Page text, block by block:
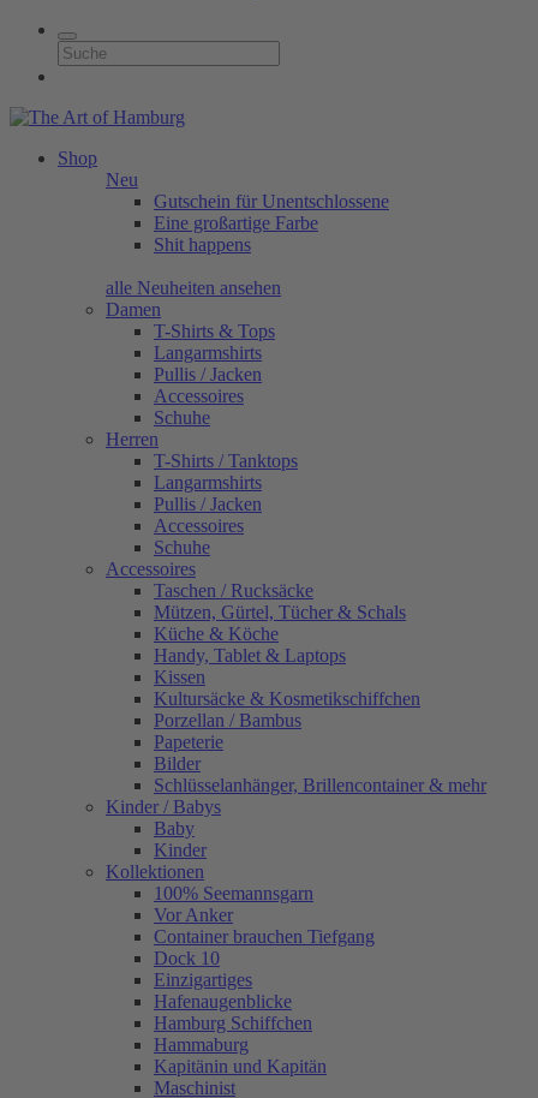
Shop
Neu
Gutschein für Unentschlossene
Eine großartige Farbe
Shit happens
alle Neuheiten ansehen
Damen
T-Shirts & Tops
Langarmshirts
Pullis / Jacken
Accessoires
Schuhe
Herren
T-Shirts / Tanktops
Langarmshirts
Pullis / Jacken
Accessoires
Schuhe
Accessoires
Taschen / Rucksäcke
Mützen, Gürtel, Tücher & Schals
Küche & Köche
Handy, Tablet & Laptops
Kissen
Kultursäcke & Kosmetikschiffchen
Porzellan / Bambus
Papeterie
Bilder
Schlüsselanhänger, Brillencontainer & mehr
Kinder / Babys
Baby
Kinder
Kollektionen
100% Seemannsgarn
Vor Anker
Container brauchen Tiefgang
Dock 10
Einzigartiges
Hafenaugen­blicke
Hamburg Schiffchen
Hammaburg
Kapitänin und Kapitän
Maschinist